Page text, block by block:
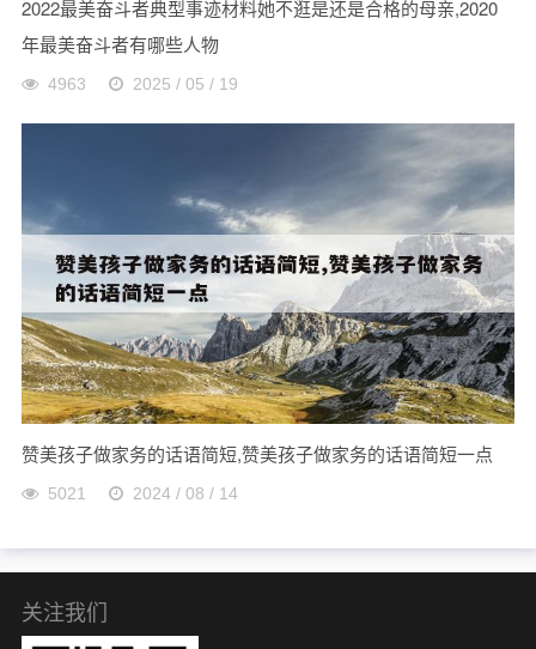
2022最美奋斗者典型事迹材料她不逛是还是合格的母亲,2020
年最美奋斗者有哪些人物
4963 2025 / 05 / 19
赞美孩子做家务的话语简短,赞美孩子做家务的话语简短一点
5021 2024 / 08 / 14
关注我们